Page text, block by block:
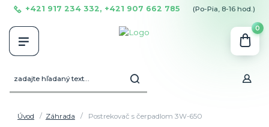
+421 917 234 332, +421 907 662 785 (Po-Pia, 8-16 hod.)
0
Úvod Záhrada Postrekovač s čerpadlom 3W-650